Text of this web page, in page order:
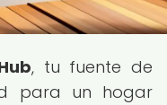
, tu fuente de
para un hogar